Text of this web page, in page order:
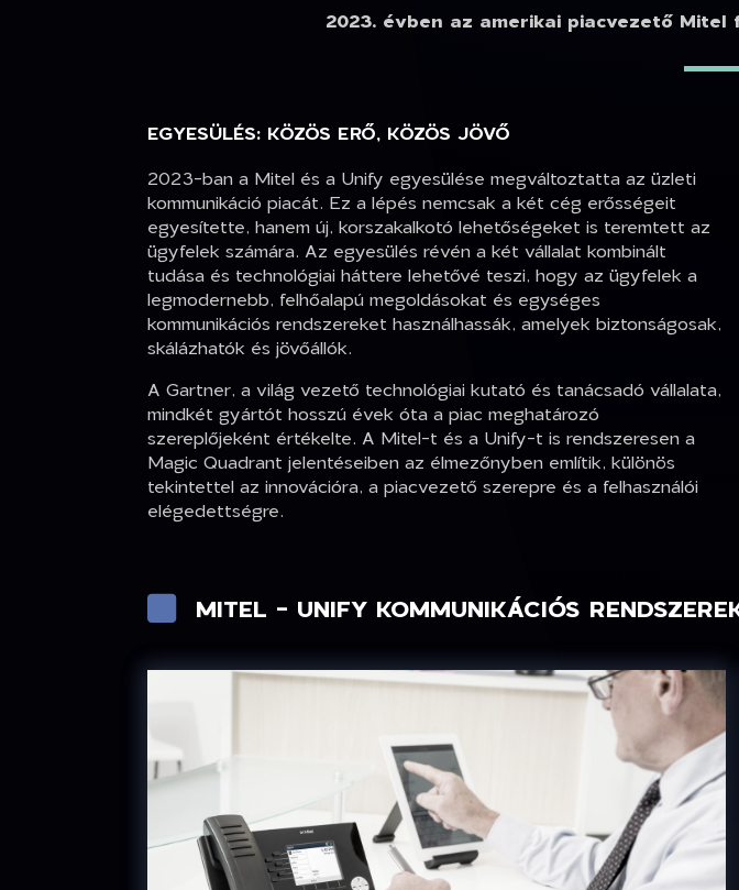
2023. évben az amerikai piacvezető
EGYESÜLÉS: KÖZÖS ERŐ, KÖZÖS JÖVŐ
2023-ban a Mitel és a Unify egyesülése megváltoztatta az üzleti
kommunikáció piacát. Ez a lépés nemcsak a két cég erősségeit
egyesítette, hanem új, korszakalkotó lehetőségeket is teremtett az
ügyfelek számára. Az egyesülés révén a két vállalat kombinált
tudása és technológiai háttere lehetővé teszi, hogy az ügyfelek a
legmodernebb, felhőalapú megoldásokat és egységes
kommunikációs rendszereket használhassák, amelyek biztonságosak,
skálázhatók és jövőállók.
A Gartner, a világ vezető technológiai kutató és tanácsadó vállalata,
mindkét gyártót hosszú évek óta a piac meghatározó
szereplőjeként értékelte. A Mitel-t és a Unify-t is rendszeresen a
Magic Quadrant jelentéseiben az élmezőnyben említik, különös
tekintettel az innovációra, a piacvezető szerepre és a felhasználói
elégedettségre.
MITEL - UNIFY KOMMUNIKÁCIÓS